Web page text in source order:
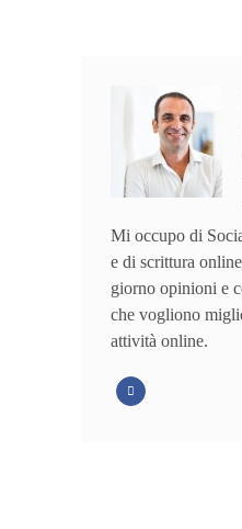
Mi occupo di
e di scrittura
giorno opinioni e
che vogliono
attività online.